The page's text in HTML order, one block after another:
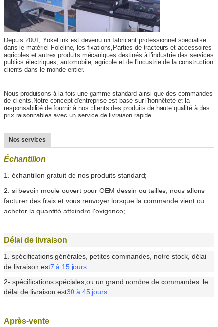
Depuis 2001, YokeLink est devenu un fabricant professionnel spécialisé
dans le matériel Poleline, les fixations,Parties de tracteurs et accessoires
agricoles et autres produits mécaniques destinés à l'industrie des services
publics électriques, automobile, agricole et de l'industrie de la construction
clients dans le monde entier.
Nous produisons à la fois une gamme standard ainsi que des commandes
de clients.Notre concept d'entreprise est basé sur l'honnêteté et la
responsabilité de fournir à nos clients des produits de haute qualité à des
prix raisonnables avec un service de livraison rapide.
Nos services
Échantillon
1. échantillon gratuit de nos produits standard;
2. si besoin moule ouvert pour OEM dessin ou tailles, nous allons
facturer des frais et vous renvoyer lorsque la commande vient ou
acheter la quantité atteindre l'exigence;
Délai de livraison
1. spécifications générales, petites commandes, notre stock, délai
de livraison est7 à 15 jours
2- spécifications spéciales,ou un grand nombre de commandes, le
délai de livraison est30 à 45 jours
Après-vente